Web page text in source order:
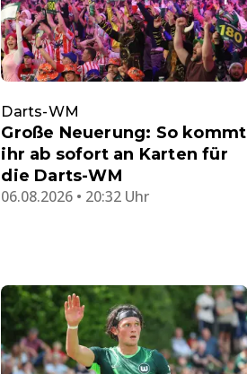
Darts-WM
Große Neuerung: So kommt
ihr ab sofort an Karten für
die Darts-WM
06.08.2026 • 20:32 Uhr